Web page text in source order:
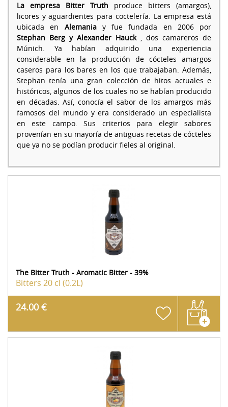
La empresa Bitter Truth produce bitters (amargos),
licores y aguardientes para coctelería. La empresa está
ubicada en Alemaniay fue fundada en 2006 por
Stephan Berg y Alexander Hauck, dos camareros de
Múnich. Ya habían adquirido una experiencia
considerable en la producción de cócteles amargos
caseros para los bares en los que trabajaban. Además,
Stephan tenía una gran colección de hitos actuales e
históricos, algunos de los cuales no se habían producido
en décadas. Así, conocía el sabor de los amargos más
famosos del mundo y era considerado un especialista
en este campo. Sus criterios para elegir sabores
provenían en su mayoría de antiguas recetas de cócteles
que ya no se podían producir fieles al original.
The Bitter Truth - Aromatic Bitter - 39%
Bitters 20 cl (0.2L)
24.00 €